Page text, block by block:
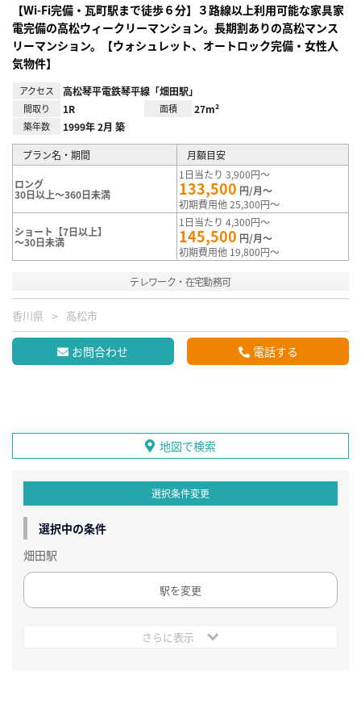
【Wi-Fi完備・瓦町駅まで徒歩６分】３路線以上利用可能な家具家
電完備の高松ウィークリーマンション。長期割ありの高松マンス
リーマンション。【ウォシュレット、オートロック完備・女性人
気物件】
アクセス 高松琴平電鉄琴平線「畑田駅」
間取り 1R 面積 27m²
築年数 1999年 2月 築
プラン名・期間 月額目安
ロング
30日以上～360日未満
1日当たり 3,900円～
133,500 円/月～
初期費用他 25,300円～
ショート【7日以上】
～30日未満
1日当たり 4,300円～
145,500 円/月～
初期費用他 19,800円～
テレワーク・在宅勤務可
香川県 高松市
お問合わせ 電話する
地図で検索
選択条件変更
選択中の条件
畑田駅
駅を変更
さらに表示